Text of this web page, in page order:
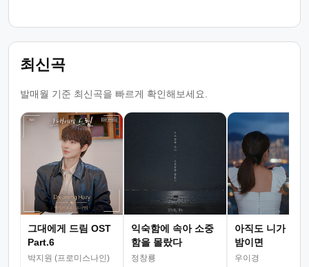
최신곡
발매월 기준 최신곡을 빠르게 확인해보세요.
그대에게 드림 OST
Part.6
박지원 (프로미스나인)
익숙함에 속아 소중
함을 몰랐다
정창룡
아직도 니가 그
밤이면
우이경